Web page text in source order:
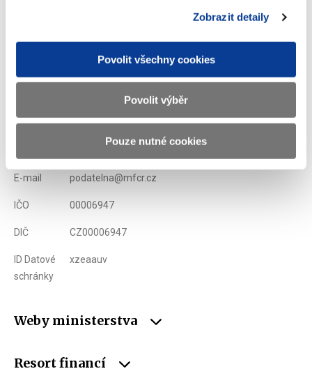
Zobrazit detaily
Povolit všechny cookies
Povolit výběr
Pouze nutné cookies
Doporučeno 43 ×
Ministerstvo financí ČR
Adresa Letenská 15, 118 10 Praha
E-mail podatelna@mfcr.cz
IČO 00006947
DIČ CZ00006947
ID Datové
schránky
xzeaauv
Weby ministerstva
Resort financí